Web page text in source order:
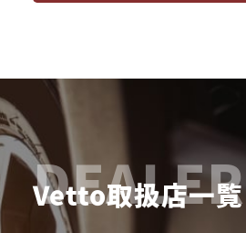
DEALER
Vetto取扱店一覧